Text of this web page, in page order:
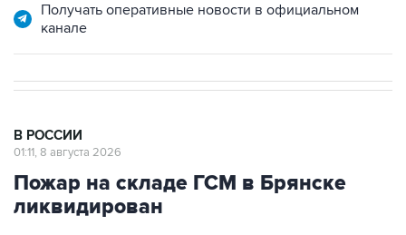
Получать оперативные новости в официальном
канале
В РОССИИ
01:11, 8 августа 2026
Пожар на складе ГСМ в Брянске
ликвидирован